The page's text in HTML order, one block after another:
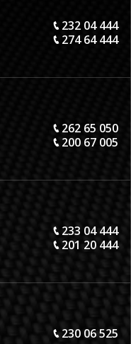
232 04 444
274 64 444
262 65 050
200 67 005
233 04 444
201 20 444
230 06 525